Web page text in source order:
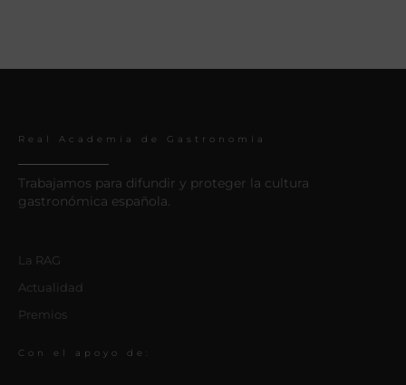
Real Academia de Gastronomía
Trabajamos para difundir y proteger la cultura
gastronómica española.
La RAG
Actualidad
Premios
Con el apoyo de: